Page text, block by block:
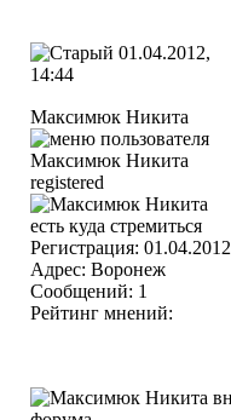
01.04.2012,
14:44
Максимюк Никита
registered
Регистрация: 01.04.2012
Адрес: Воронеж
Сообщений: 1
Рейтинг мнений: